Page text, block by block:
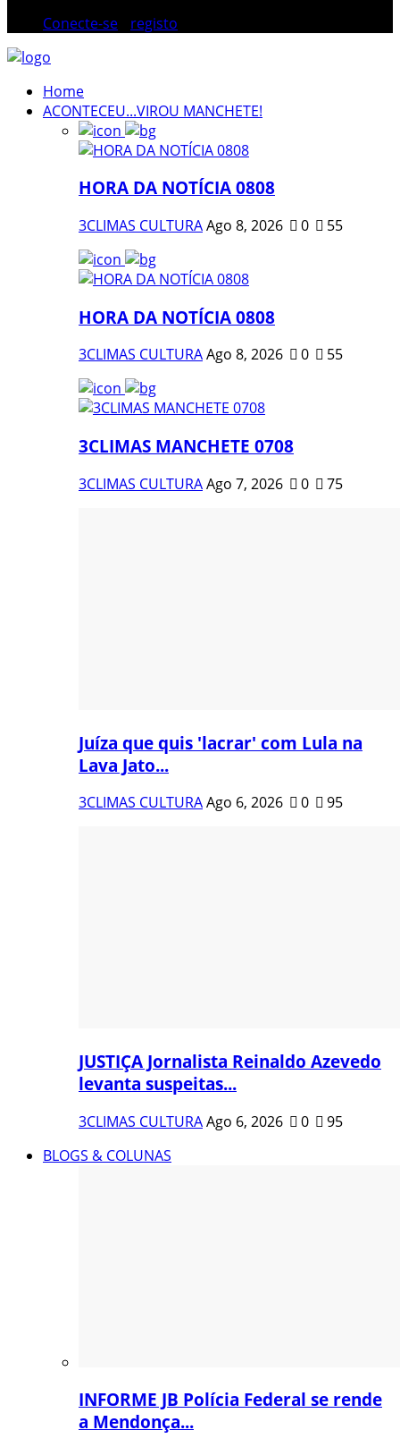
Conecte-se
registo
Home
ACONTECEU...VIROU MANCHETE!
HORA DA NOTÍCIA 0808
3CLIMAS CULTURAAgo 8, 2026 0 55
HORA DA NOTÍCIA 0808
3CLIMAS CULTURAAgo 8, 2026 0 55
3CLIMAS MANCHETE 0708
3CLIMAS CULTURAAgo 7, 2026 0 75
Juíza que quis 'lacrar' com Lula na
Lava Jato...
3CLIMAS CULTURAAgo 6, 2026 0 95
JUSTIÇA Jornalista Reinaldo Azevedo
levanta suspeitas...
3CLIMAS CULTURAAgo 6, 2026 0
95
BLOGS & COLUNAS
INFORME JB Polícia Federal se rende
a Mendonça...